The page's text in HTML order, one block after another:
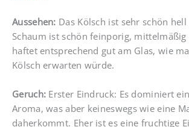
Aussehen: Das Kölsch ist sehr schön
Schaum ist schön feinporig,
haftet entsprechend gut am Glas, wie
Kölsch erwarten würde.
Geruch: Erster Eindruck: Es dominiert
Aroma, was aber keineswegs wie eine
daherkommt. Eher ist es eine fruchtige